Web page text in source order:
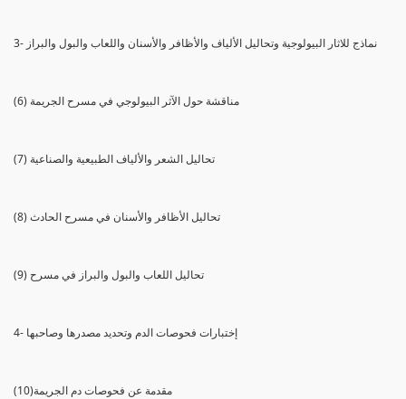
3- نماذج للاثار البيولوجية وتحاليل الألياف والأظافر والأسنان واللعاب والبول والبراز
(6) مناقشة حول الآثر البيولوجي في مسرح الجريمة
(7) تحاليل الشعر والألياف الطبيعية والصناعية
(8) تحاليل الأظافر والأسنان في مسرح الحادث
(9) تحاليل اللعاب والبول والبراز في مسرح
4- إختبارات فحوصات الدم وتحديد مصدرها وصاحبها
(10)مقدمة عن فحوصات دم الجريمة